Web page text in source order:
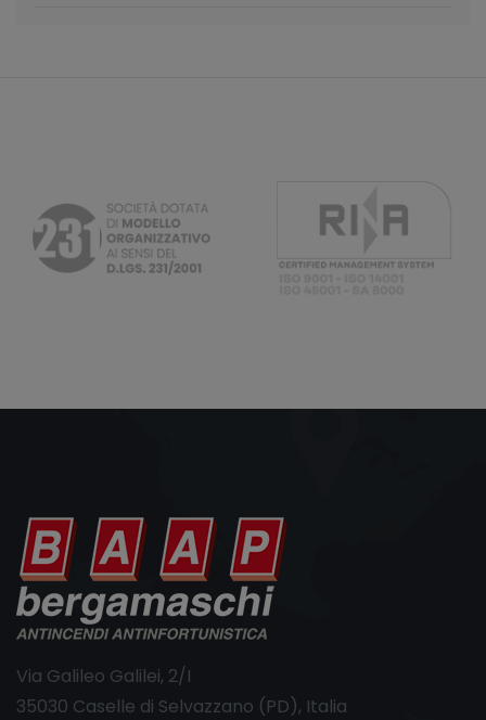
Via Galileo Galilei, 2/I
35030 Caselle di Selvazzano (PD), Italia